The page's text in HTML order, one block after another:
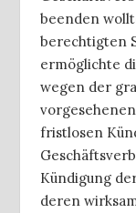
beenden
berechtigten
ermöglichte
wegen der
fristlosen
Kündigung
deren